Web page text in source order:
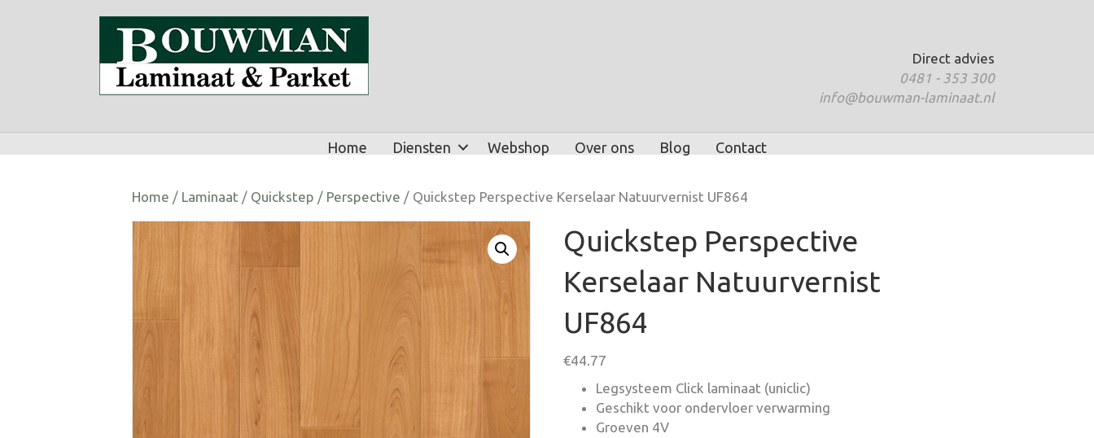
Direct advies
0481 - 353 300
info@bouwman-laminaat.nl
Home Diensten Webshop Over ons Blog Contact
Home / Laminaat / Quickstep / Perspective / Quickstep Perspective Kerselaar Natuurvernist UF864
Quickstep Perspective
Kerselaar Natuurvernist
UF864
€44.77
Legsysteem Click laminaat (uniclic)
Geschikt voor ondervloer verwarming
Groeven 4V